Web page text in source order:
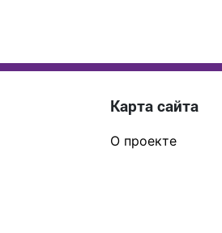
Карта сайта
О проекте